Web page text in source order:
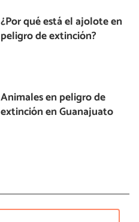
¿Por qué está el ajolote en
peligro de extinción?
Animales en peligro de
extinción en Guanajuato